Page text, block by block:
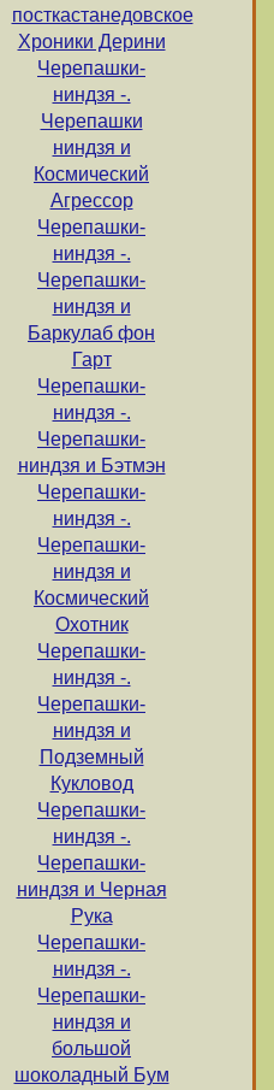
посткастанедовское
Хроники Дерини
Черепашки-
ниндзя -.
Черепашки
ниндзя и
Космический
Агрессор
Черепашки-
ниндзя -.
Черепашки-
ниндзя и
Баркулаб фон
Гарт
Черепашки-
ниндзя -.
Черепашки-
ниндзя и Бэтмэн
Черепашки-
ниндзя -.
Черепашки-
ниндзя и
Космический
Охотник
Черепашки-
ниндзя -.
Черепашки-
ниндзя и
Подземный
Кукловод
Черепашки-
ниндзя -.
Черепашки-
ниндзя и Черная
Рука
Черепашки-
ниндзя -.
Черепашки-
ниндзя и
большой
шоколадный Бум